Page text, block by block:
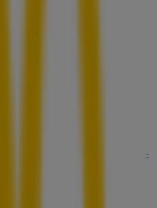
中央2丁目4-10 ガレリアクリスロ-